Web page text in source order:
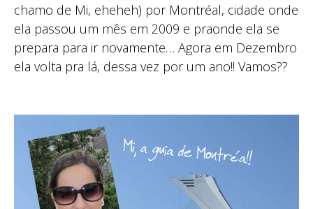
chamo de Mi, eheheh) por Montréal, cidade onde
ela passou um mês em 2009 e praonde ela se
prepara para ir novamente… Agora em Dezembro
ela volta pra lá, dessa vez por um ano!! Vamos??